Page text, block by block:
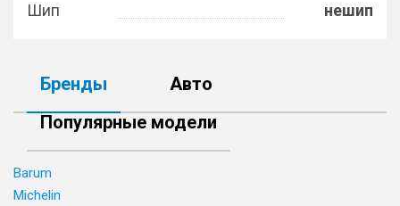
Шип
нешип
Бренды
Авто
Популярные модели
Barum
Michelin